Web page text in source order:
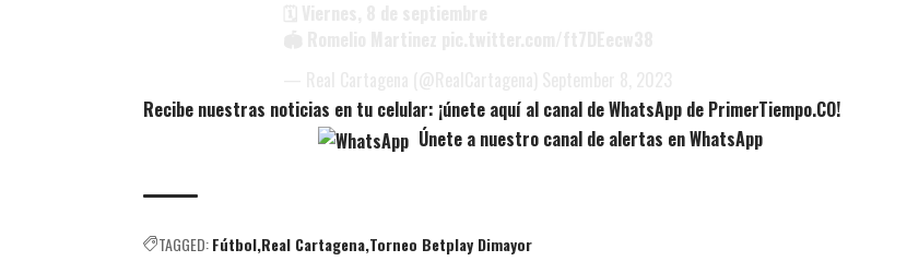
Recibe nuestras noticias en tu celular: ¡únete aquí al canal de WhatsApp de PrimerTiempo.CO!
Únete a nuestro canal de alertas en WhatsApp
TAGGED:Fútbol Real Cartagena Torneo Betplay Dimayor